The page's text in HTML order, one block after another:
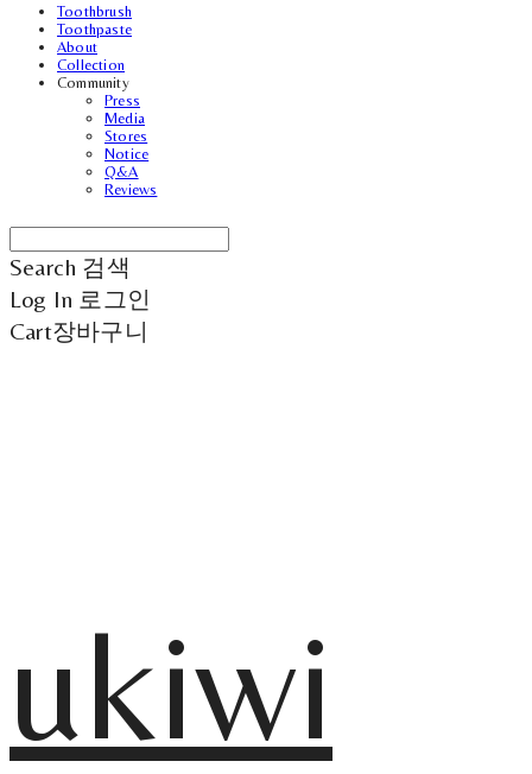
Toothbrush
Toothpaste
About
Collection
Community
Press
Media
Stores
Notice
Q&A
Reviews
Search 검색
Log In 로그인
Cart장바구니
ukiwi